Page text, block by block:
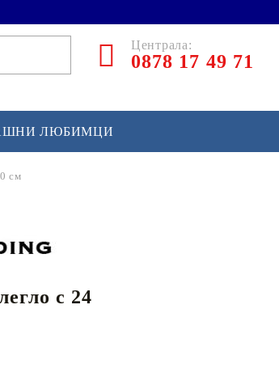
Централа:
0878 17 49 71
ЛЮБИМЦИ
см
с 24